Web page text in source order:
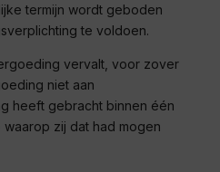
termijn wordt geboden
te voldoen.
vervalt, voor zover
niet aan
heeft gebracht binnen één
zij dat had mogen